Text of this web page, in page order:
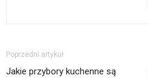
Poprzedni artykuł
Jakie przybory kuchenne są